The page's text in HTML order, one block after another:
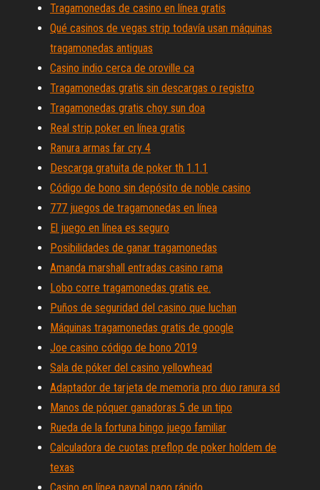
Tragamonedas de casino en línea gratis
Qué casinos de vegas strip todavía usan máquinas
tragamonedas antiguas
Casino indio cerca de oroville ca
Tragamonedas gratis sin descargas o registro
Tragamonedas gratis choy sun doa
Real strip poker en línea gratis
Ranura armas far cry 4
Descarga gratuita de poker th 1.1.1
Código de bono sin depósito de noble casino
777 juegos de tragamonedas en línea
El juego en línea es seguro
Posibilidades de ganar tragamonedas
Amanda marshall entradas casino rama
Lobo corre tragamonedas gratis ee.
Puños de seguridad del casino que luchan
Máquinas tragamonedas gratis de google
Joe casino código de bono 2019
Sala de póker del casino yellowhead
Adaptador de tarjeta de memoria pro duo ranura sd
Manos de póquer ganadoras 5 de un tipo
Rueda de la fortuna bingo juego familiar
Calculadora de cuotas preflop de poker holdem de
texas